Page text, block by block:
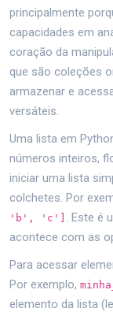
principalmente
capacidades em
coração da
que são coleções
armazenar e
versáteis.
Uma lista em
números inteiros,
iniciar uma lista
colchetes. Por
'b', 'c']
. Este é
acontece com as
Para acessar
Por exemplo,
elemento da lista